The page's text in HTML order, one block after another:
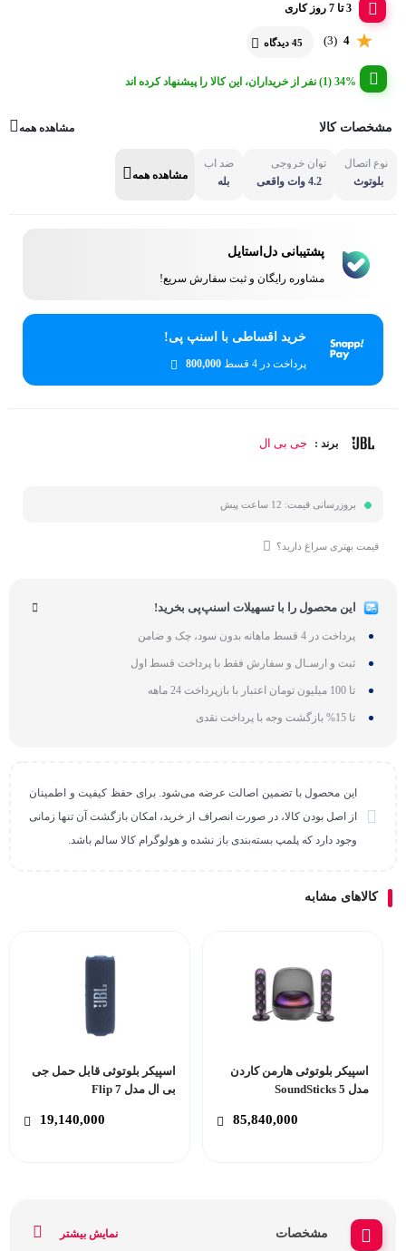
3 تا 7 روز کاری
4
(3) 45 دیدگاه
34% (1) نفر از خریداران، این کالا را پیشنهاد کرده اند
مشخصات کالا مشاهده همه
نوع اتصال
بلوتوث
توان خروجی
4.2 وات واقعی
ضد آب
بله
مشاهده همه
پشتیبانی دل‌استایل
مشاوره رایگان و ثبت سفارش سریع!
خرید اقساطی با اسنپ پی!
پرداخت در 4 قسط 800,000
برند : جی بی ال
بروزرسانی قیمت: 12 ساعت پیش
قیمت بهتری سراغ دارید؟
این محصول را با تسهیلات اسنپ‌پی بخرید!
پرداخت در 4 قسط ماهانه بدون سود، چک و ضامن
ثبت و ارسـال و سفارش فقط با پرداخت قسط اول
تا 100 میلیون تومان اعتبار با بازپرداخت 24 ماهه
تا 15% بازگشت وجه با پرداخت نقدی
این محصول با تضمین اصالت عرضه می‌شود. برای حفظ کیفیت و اطمینان
از اصل بودن کالا، در صورت انصراف از خرید، امکان بازگشت آن تنها زمانی
وجود دارد که پلمپ بسته‌بندی باز نشده و هولوگرام کالا سالم باشد.
کالاهای مشابه
اسپیکر بلوتوثی هارمن کاردن
مدل SoundSticks 5
85,840,000
اسپیکر بلوتوثی قابل حمل جی
بی ال مدل Flip 7
19,140,000
مشخصات نمایش بیشتر